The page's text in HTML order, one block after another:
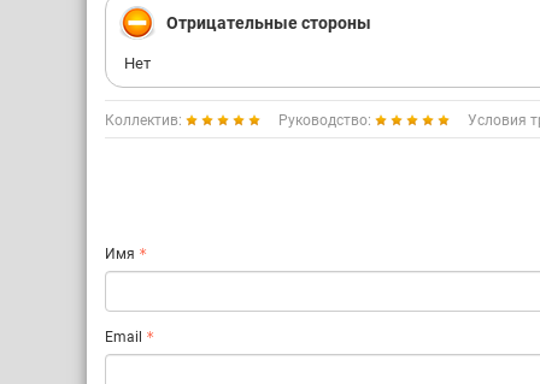
Отрицательные стороны
Нет
Коллектив: Руководство: Условия
Имя
Email